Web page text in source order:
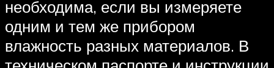
необходима, если вы измеряете
одним и тем же прибором
влажность разных материалов. В